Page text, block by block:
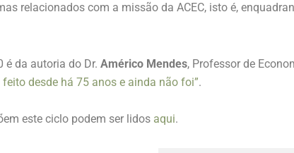
relacionados com a missão da ACEC, isto é,
é da autoria do Dr. Américo Mendes, Professor de
desde há 75 anos e ainda não foi”.
este ciclo podem ser lidos aqui.